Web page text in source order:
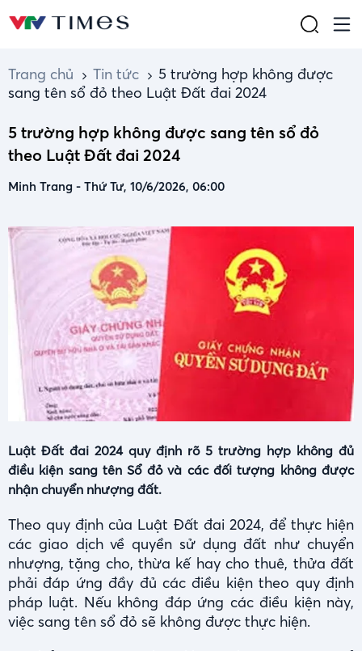
Trang chủ Tin tức
5 trường hợp không được
sang tên sổ đỏ theo Luật Đất đai 2024
5 trường hợp không được sang tên sổ đỏ
theo Luật Đất đai 2024
Minh Trang - Thứ Tư, 10/6/2026, 06:00
Luật Đất đai 2024 quy định rõ 5 trường hợp không đủ
điều kiện sang tên Sổ đỏ và các đối tượng không được
nhận chuyển nhượng đất.
Theo quy định của Luật Đất đai 2024, để thực hiện
các giao dịch về quyền sử dụng đất như chuyển
nhượng, tặng cho, thừa kế hay cho thuê, thửa đất
phải đáp ứng đầy đủ các điều kiện theo quy định
pháp luật. Nếu không đáp ứng các điều kiện này,
việc sang tên sổ đỏ sẽ không được thực hiện.